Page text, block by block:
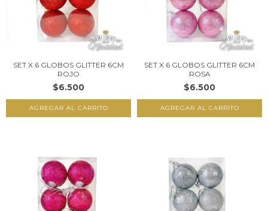
SET X 6 GLOBOS GLITTER 6CM
ROJO
$6.500
SET X 6 GLOBOS GLITTER 6CM
ROSA
$6.500